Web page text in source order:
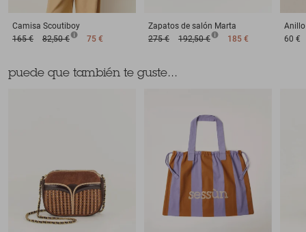
Camisa Scoutiboy
165 €
82,50 € 75 €
Zapatos de salón Marta
275 €
192,50 € 185 €
Anillo
60 €
puede que también te guste...